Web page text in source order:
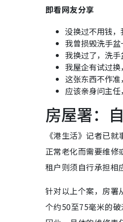
即看网友分享
没换过不用钱，
我曾损毁洗手
我换过了，洗
我屋企有试过
这张东西不作
应该亲身问主
房屋署：
《港生活》记者已
正常老化而需要维修
租户则须自行承担相
针对以上个案，房署
个约50至75毫米的破